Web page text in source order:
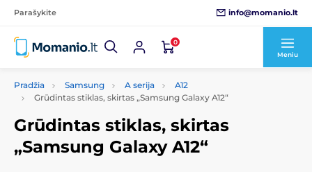
Parašykite info@momanio.lt
0
Meniu
Pradžia Samsung A serija
A12
Grūdintas stiklas, skirtas „Samsung Galaxy A12“
Grūdintas stiklas, skirtas
„Samsung Galaxy A12“